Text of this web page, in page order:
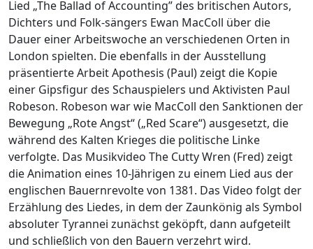
Lied „The Ballad of Accounting” des britischen Autors,
Dichters und Folk-sängers Ewan MacColl über die
Dauer einer Arbeitswoche an verschiedenen Orten in
London spielten. Die ebenfalls in der Ausstellung
präsentierte Arbeit Apothesis (Paul) zeigt die Kopie
einer Gipsfigur des Schauspielers und Aktivisten Paul
Robeson. Robeson war wie MacColl den Sanktionen der
Bewegung „Rote Angst“ („Red Scare“) ausgesetzt, die
während des Kalten Krieges die politische Linke
verfolgte. Das Musikvideo The Cutty Wren (Fred) zeigt
die Animation eines 10-Jährigen zu einem Lied aus der
englischen Bauernrevolte von 1381. Das Video folgt der
Erzählung des Liedes, in dem der Zaunkönig als Symbol
absoluter Tyrannei zunächst geköpft, dann aufgeteilt
und schließlich von den Bauern verzehrt wird.